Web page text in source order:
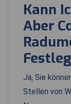
Kann
Aber
Ja, Sie
Stellen von